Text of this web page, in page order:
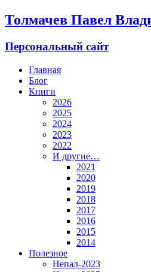
Толмачев Павел
Персональный сайт
Главная
Блог
Книги
2026
2025
2024
2023
2022
И другие…
2021
2020
2019
2018
2017
2016
2015
2014
Полезное
Непал-2023